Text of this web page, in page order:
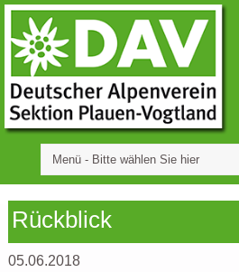
Rückblick
05.06.2018